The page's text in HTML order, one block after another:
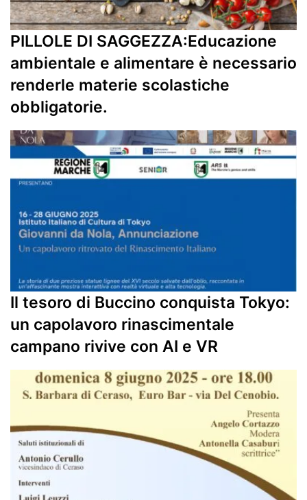
PILLOLE DI SAGGEZZA:Educazione
ambientale e alimentare è necessario
renderle materie scolastiche
obbligatorie.
Il tesoro di Buccino conquista Tokyo:
un capolavoro rinascimentale
campano rivive con AI e VR